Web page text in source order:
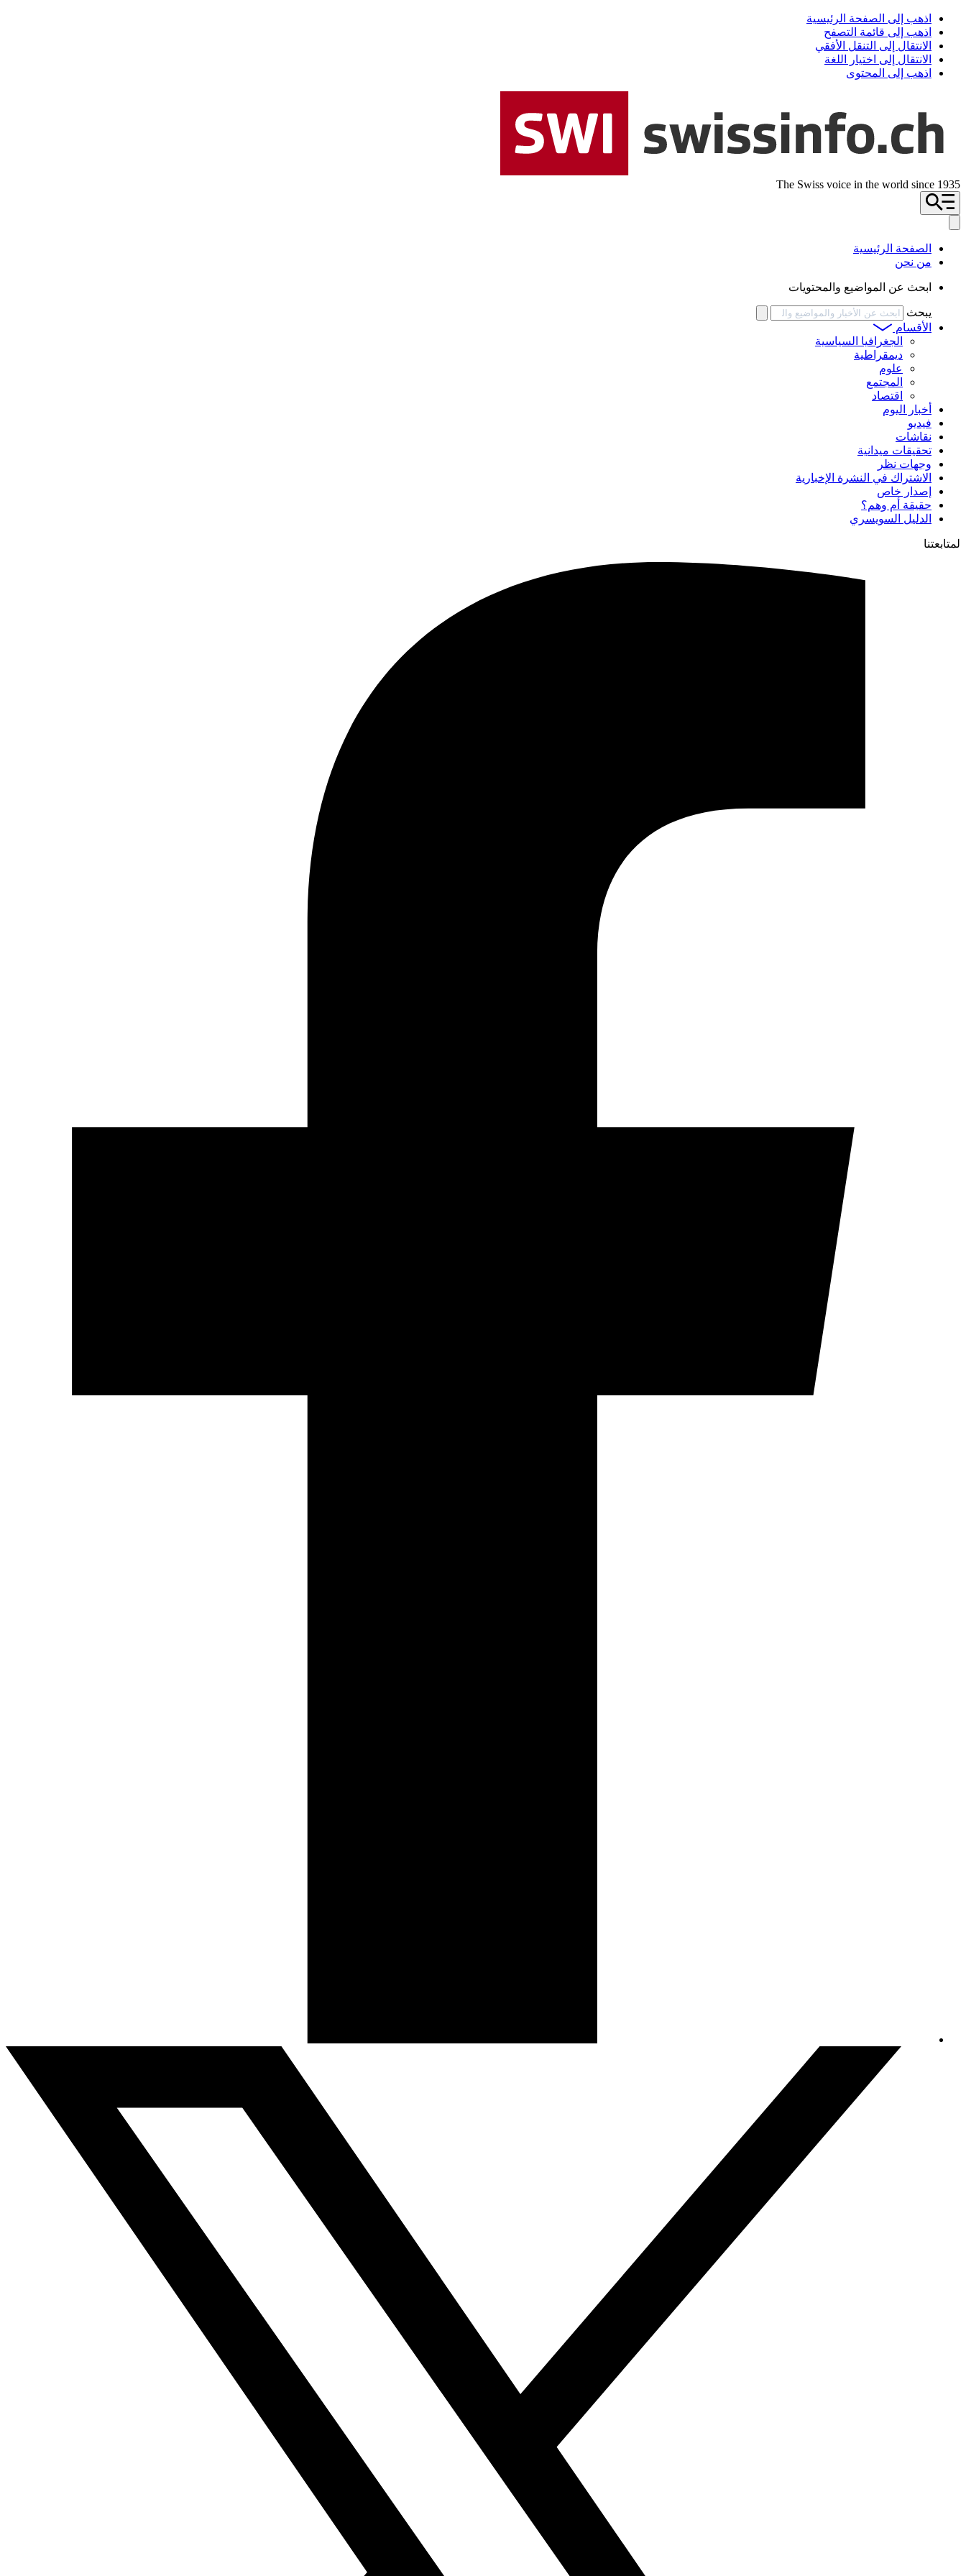
اذهب إلى الصفحة الرئيسية
اذهب إلى قائمة التصفح
الانتقال إلى التنقل الأفقي
الانتقال إلى اختيار اللغة
اذهب إلى المحتوى
The Swiss voice in the world since 1935
الصفحة الرئيسية
من نحن
ابحث عن المواضيع والمحتويات
يبحث
الأقسام
الجغرافيا السياسية
ديمقراطية
علوم
المجتمع
اقتصاد
أخبار اليوم
فيديو
نقاشات
تحقيقات ميدانية
وجهات نظر
الاشتراك في النشرة الإخبارية
إصدار خاص
حقيقة أم وهم؟
الدليل السويسري
لمتابعتنا